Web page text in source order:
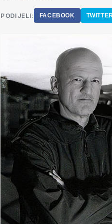
PODIJELI: FACEBOOK